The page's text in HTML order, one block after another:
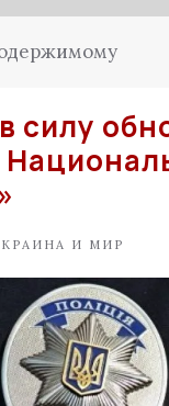
силу
И МИР